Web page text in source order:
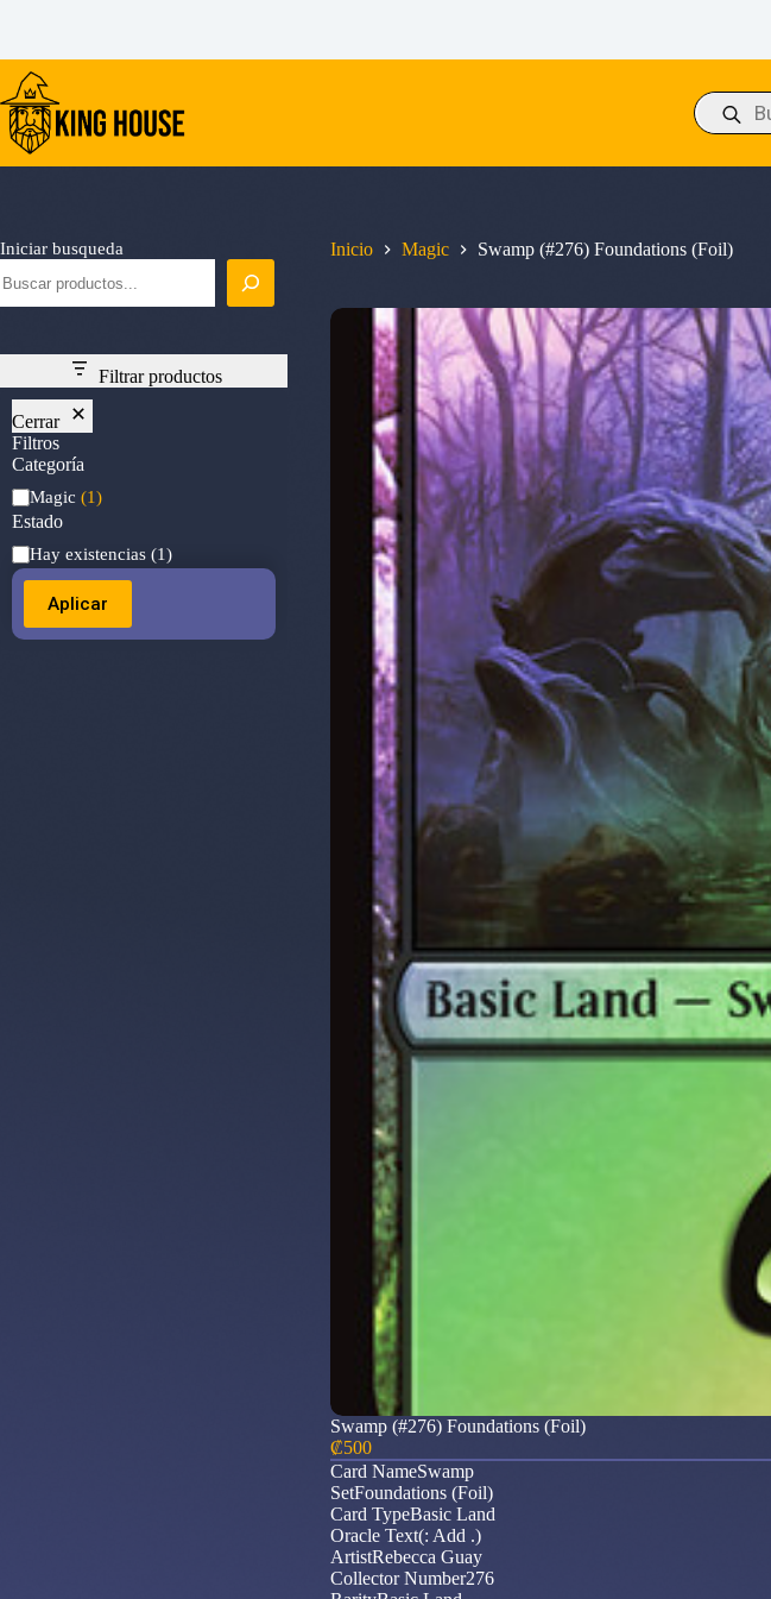
Búsqueda
de
productos
Inicio Magic Swamp (#276) Foundations (Foil)
Swamp (#276) Foundations (Foil)
₡500
Card NameSwamp
SetFoundations (Foil)
Card TypeBasic Land
Oracle Text(: Add .)
ArtistRebecca Guay
Collector Number276
Iniciar busqueda
Filtrar productos
Cerrar
Filtros
Categoría
Categoría
Magic (1)
Estado
Estado
Hay existencias (1)
Aplicar